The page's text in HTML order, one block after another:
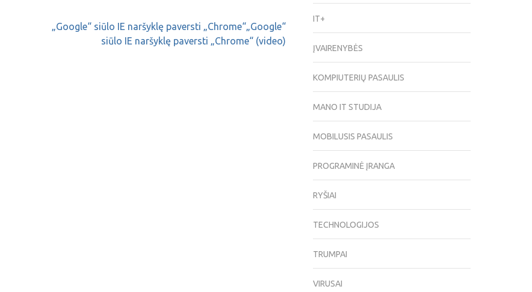
„Google“ siūlo IE naršyklę paversti „Chrome“„Google“
siūlo IE naršyklę paversti „Chrome“ (video)
IT+
ĮVAIRENYBĖS
KOMPIUTERIŲ PASAULIS
MANO IT STUDIJA
MOBILUSIS PASAULIS
PROGRAMINĖ ĮRANGA
RYŠIAI
TECHNOLOGIJOS
TRUMPAI
VIRUSAI